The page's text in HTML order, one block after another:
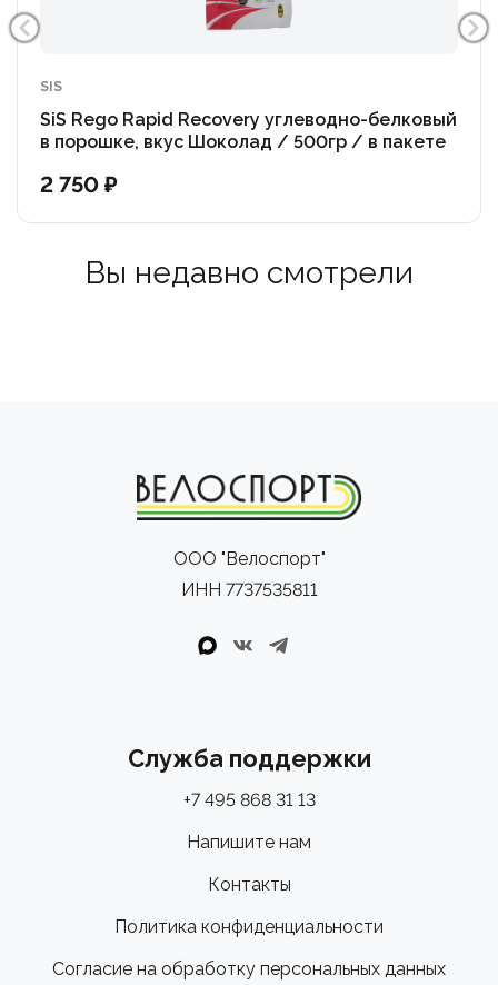
SIS
SiS Rego Rapid Recovery углеводно-белковый
в порошке, вкус Шоколад / 500гр / в пакете
2 750 ₽
Вы недавно смотрели
ООО "Велоспорт"
ИНН 7737535811
Служба поддержки
+7 495 868 31 13
Напишите нам
Контакты
Политика конфиденциальности
Согласие на обработку персональных данных